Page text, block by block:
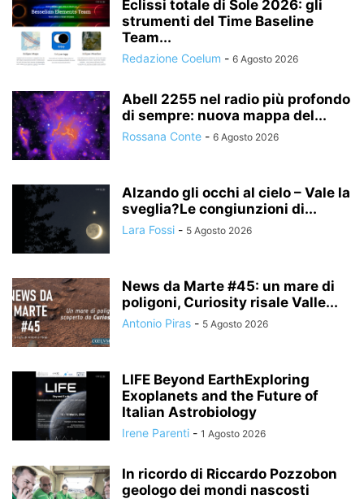
Eclissi totale di Sole 2026: gli
strumenti del Time Baseline
Team...
Redazione Coelum - 6 Agosto 2026
Abell 2255 nel radio più profondo
di sempre: nuova mappa del...
Rossana Conte - 6 Agosto 2026
Alzando gli occhi al cielo – Vale la
sveglia?Le congiunzioni di...
Lara Fossi - 5 Agosto 2026
News da Marte #45: un mare di
poligoni, Curiosity risale Valle...
Antonio Piras - 5 Agosto 2026
LIFE Beyond EarthExploring
Exoplanets and the Future of
Italian Astrobiology
Irene Parenti - 1 Agosto 2026
In ricordo di Riccardo Pozzobon
geologo dei mondi nascosti